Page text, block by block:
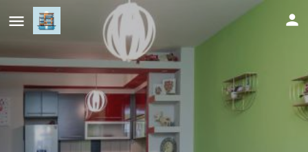
Exclusive City Heart